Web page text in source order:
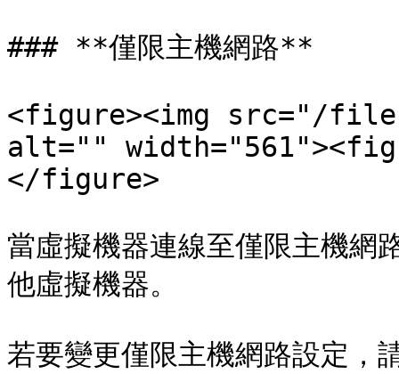
### **僅限主機網路**
<figure><img src="/
alt=""
</figure>
當虛擬機器連線至僅限主機
他虛擬機器。
若要變更僅限主機網路設定